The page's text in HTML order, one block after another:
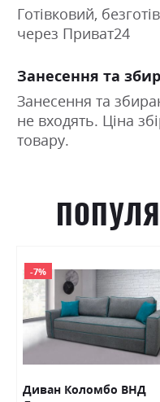
Готівковий,
через Приват24
Занесення та
Занесення та
не входять. Ціна
товару.
-7%
Диван Коломбо ВНД